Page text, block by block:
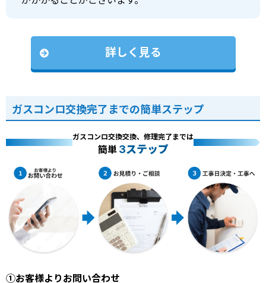
詳しく見る
ガスコンロ交換完了までの簡単ステップ
ガスコンロ交換交換、修理完了までは
簡単 3ステップ
①お客様よりお問い合わせ